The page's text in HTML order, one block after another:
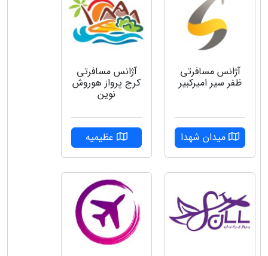
آژانس مسافرتی
ظفر سیر امیرکبیر
میدان شهدا
آژانس مسافرتی
کرج پرواز هوروش
نوین
عظیمیه